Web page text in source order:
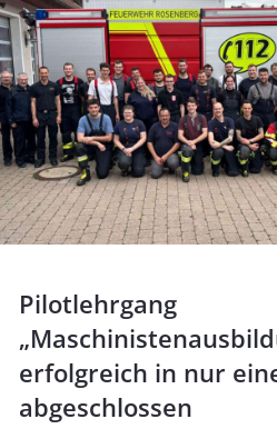
Pilotlehrgang
erfolgreich in nur
abgeschlossen